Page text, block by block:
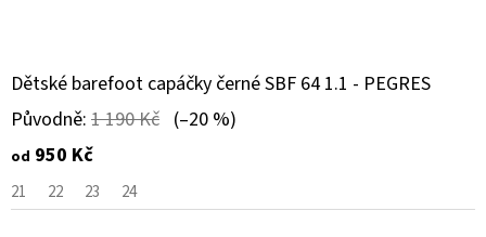
Dětské barefoot capáčky černé SBF 64 1.1 - PEGRES
Původně: 1 190 Kč (–20 %)
od 950 Kč
21 22 23 24